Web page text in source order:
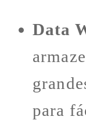
Data
para